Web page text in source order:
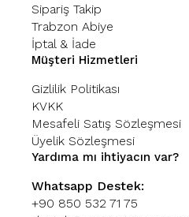
Sipariş Takip
Trabzon Abiye
İptal & İade
Müşteri Hizmetleri
Gizlilik Politikası
KVKK
Mesafeli Satış Sözleşmesi
Üyelik Sözleşmesi
Yardıma mı ihtiyacın var?
Whatsapp Destek:
+90 850 532 71 75